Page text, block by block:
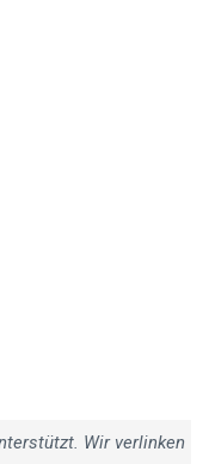
Wir verlinken